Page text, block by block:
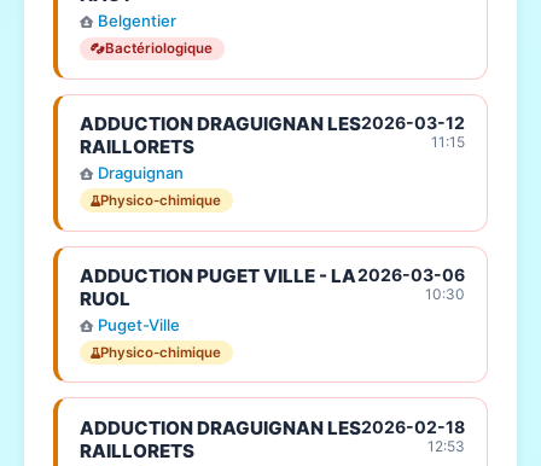
Belgentier
Bactériologique
ADDUCTION DRAGUIGNAN LES
RAILLORETS
Draguignan
Physico-chimique
2026-03-12
11:15
ADDUCTION PUGET VILLE - LA
RUOL
Puget-Ville
Physico-chimique
2026-03-06
10:30
ADDUCTION DRAGUIGNAN LES
RAILLORETS
2026-02-18
12:53